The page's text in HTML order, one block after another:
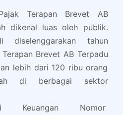
Terapan Brevet AB
dikenal luas oleh publik.
diselenggarakan tahun
Brevet AB Terpadu
lebih dari 120 ribu orang
di berbagai sektor
Keuangan Nomor